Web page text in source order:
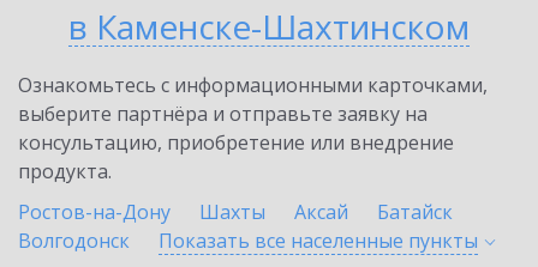
в Каменске-Шахтинском
Ознакомьтесь с информационными карточками,
выберите партнёра и отправьте заявку на
консультацию, приобретение или внедрение
продукта.
Ростов-на-Дону
Шахты Аксай
Батайск
Волгодонск
Показать все населенные пункты